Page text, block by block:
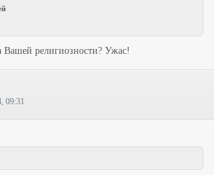
Вашей религиозности? Ужас!
09:31